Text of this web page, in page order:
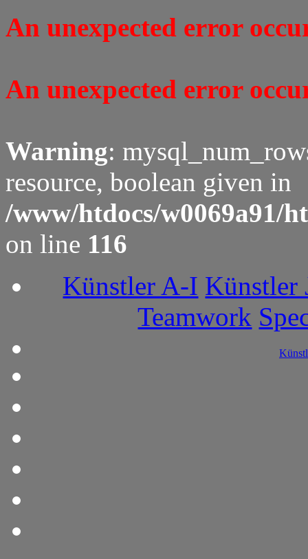
An unexpected error
An unexpected error
Warning:
resource, boolean given in
/www/htdocs/w0069a91/
on line 116
Künstler A-I Künstler
Teamwork